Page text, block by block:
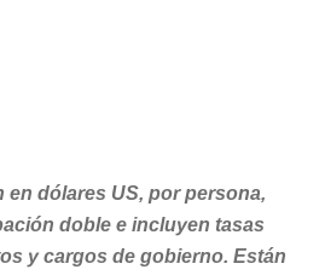
en dólares US, por persona,
doble e incluyen tasas
y cargos de gobierno. Están